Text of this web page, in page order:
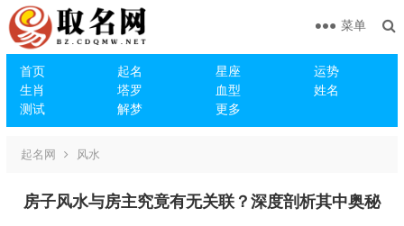
首页 起名 星座
运势
生肖
塔罗 血型
姓名
测试
解梦 更多
菜单
起名网 风水
房子风水与房主究竟有无关联？深度剖析其中奥秘